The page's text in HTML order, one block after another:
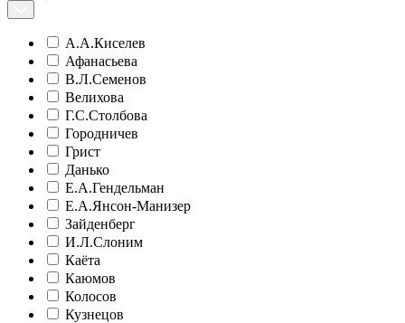
А.А.Киселев
Афанасьева
В.Л.Семенов
Велихова
Г.С.Столбова
Городничев
Грист
Данько
Е.А.Гендельман
Е.А.Янсон-Манизер
Зайденберг
И.Л.Слоним
Каёта
Каюмов
Колосов
Кузнецов